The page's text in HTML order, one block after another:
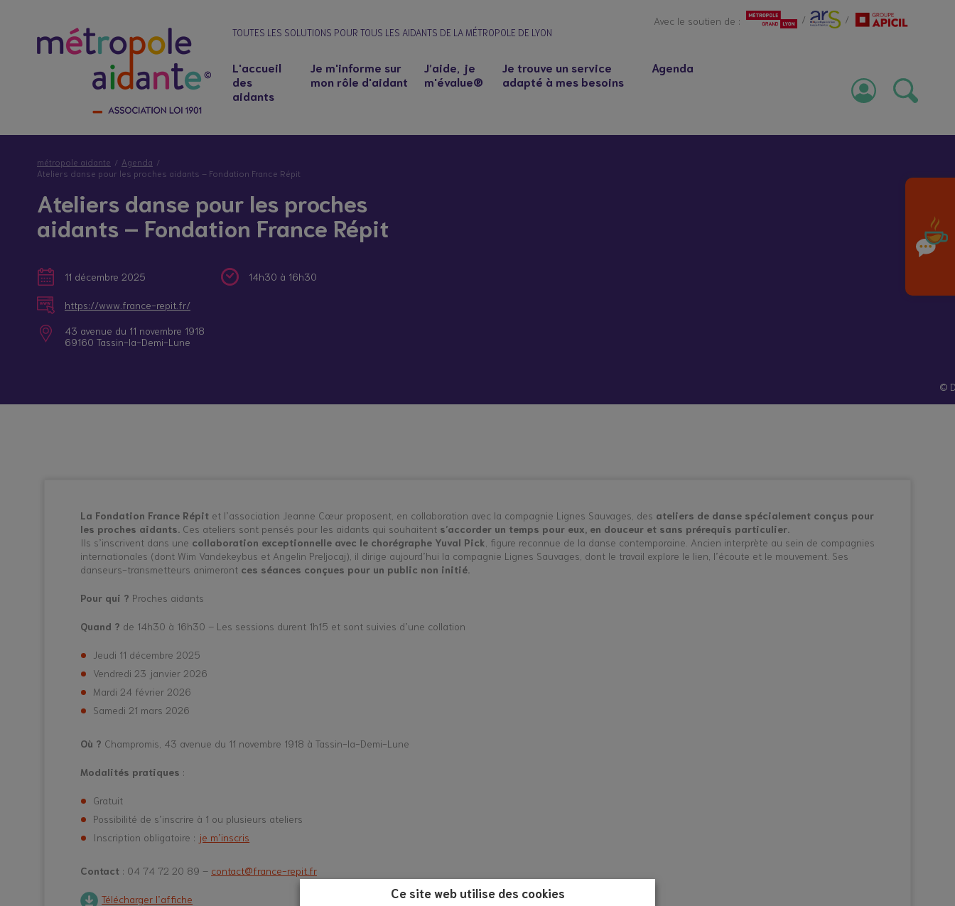
TOUTES LES SOLUTIONS POUR TOUS LES AIDANTS DE LA MÉTROPOLE DE LYON
L'accueil
des
aidants
Notre lieu d’accueil
Je m'informe sur
mon rôle d'aidant
Salariés aidants : concilier emploi et soutien à un proche
J’aide, je
m'évalue®
Je trouve un service
adapté à mes besoins
Agenda
Avec le soutien de : / /
métropole aidante
Agenda
Ateliers danse pour les proches aidants – Fondation France Répit
Ateliers danse pour les proches
aidants – Fondation France Répit
11 décembre 2025 14h30 à 16h30
https://www.france-repit.fr/
43 avenue du 11 novembre 1918
69160 Tassin-la-Demi-Lune
©
La Fondation France Répit et l’association Jeanne Cœur proposent, en collaboration avec la compagnie Lignes Sauvages, des ateliers de danse spécialement conçus pour
les proches aidants. Ces ateliers sont pensés pour les aidants qui souhaitent s’accorder un temps pour eux, en douceur et sans prérequis particulier.
Ils s’inscrivent dans une collaboration exceptionnelle avec le chorégraphe Yuval Pick , figure reconnue de la danse contemporaine. Ancien interprète au sein de compagnies
internationales (dont Wim Vandekeybus et Angelin Preljocaj), il dirige aujourd’hui la compagnie Lignes Sauvages, dont le travail explore le lien, l’écoute et le mouvement. Ses
danseurs-transmetteurs animeront ces séances conçues pour un public non initié.
Pour qui ? Proches aidants
Quand ? de 14h30 à 16h30 – Les sessions durent 1h15 et sont suivies d’une collation
Jeudi 11 décembre 2025
Vendredi 23 janvier 2026
Mardi 24 février 2026
Samedi 21 mars 2026
Où ? Champromis, 43 avenue du 11 novembre 1918 à Tassin-la-Demi-Lune
Modalités pratiques :
Gratuit
Possibilité de s’inscrire à 1 ou plusieurs ateliers
Inscription obligatoire : je m’inscris
Contact : 04 74 72 20 89 – contact@france-repit.fr
Télécharger l’affiche Ce site web utilise des cookies